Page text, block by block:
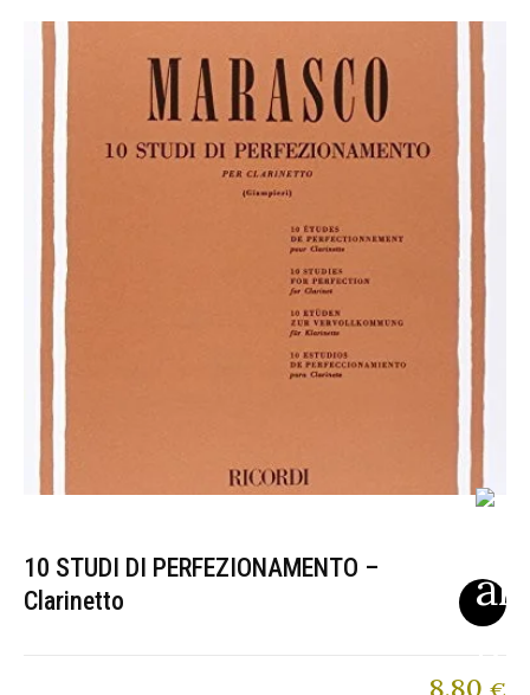
10 STUDI DI PERFEZIONAMENTO –
Clarinetto
8,80 €